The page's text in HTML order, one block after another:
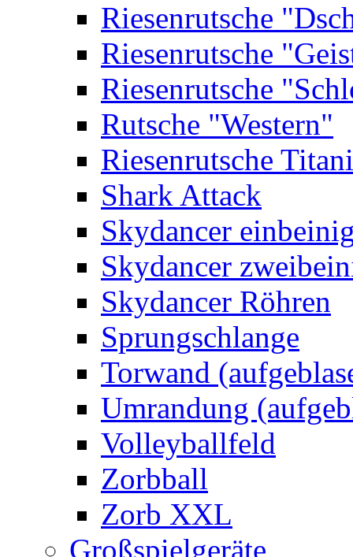
Riesenrutsche
Riesenrutsche
Riesenrutsche
Rutsche "Western"
Riesenrutsche
Shark Attack
Skydancer
Skydancer
Skydancer Röhren
Sprungschlange
Torwand
Umrandung
Volleyballfeld
Zorbball
Zorb XXL
Großspielgeräte